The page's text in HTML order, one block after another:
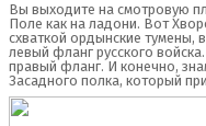
Вы выходите на смотровую
Поле как на ладони. Вот
схваткой ордынские тумены,
левый фланг русского
правый фланг. И конечно,
Засадного полка, который